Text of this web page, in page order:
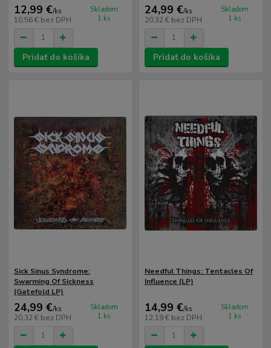
12,99 €/ks
10,56 € bez DPH
Skladom
1 ks
Pridať do košíka
24,99 €/ks
20,32 € bez DPH
Skladom
1 ks
Pridať do košíka
Sick Sinus Syndrome:
Swarming Of Sickness
(Gatefold LP)
24,99 €/ks
20,32 € bez DPH
Skladom
1 ks
Needful Things: Tentacles Of
Influence (LP)
14,99 €/ks
12,19 € bez DPH
Skladom
1 ks